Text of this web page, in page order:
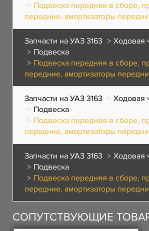
Подвеска передняя в сборе,
передние, амортизаторы
Запчасти на УАЗ 3163
Ходовая
Подвеска
Подвеска передняя в сборе,
передние, амортизаторы
Запчасти на УАЗ 3163
Ходовая
Подвеска
Подвеска передняя в сборе,
передние, амортизаторы
Запчасти на УАЗ 3163
Ходовая
Подвеска
Подвеска передняя в сборе,
передние, амортизаторы
СОПУТСТВУЮЩИЕ